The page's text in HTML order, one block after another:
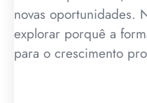
novas oportunidades.
explorar porquê a
para o crescimento